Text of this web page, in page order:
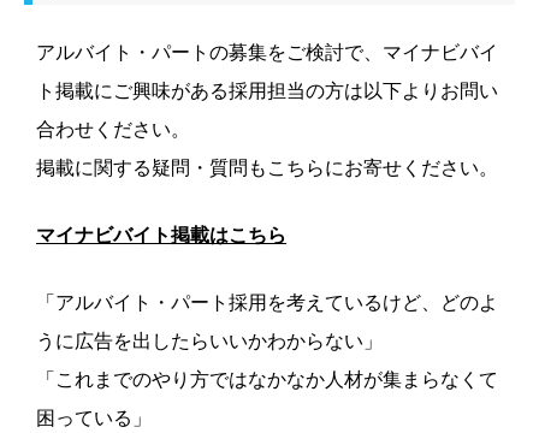
アルバイト・パートの募集をご検討で、マイナビバイ
ト掲載にご興味がある採用担当の方は以下よりお問い
合わせください。
掲載に関する疑問・質問もこちらにお寄せください。
マイナビバイト掲載はこちら
「アルバイト・パート採用を考えているけど、どのよ
うに広告を出したらいいかわからない」
「これまでのやり方ではなかなか人材が集まらなくて
困っている」